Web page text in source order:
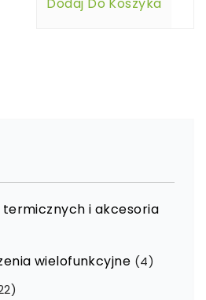
i akcesoria
wielofunkcyjne (4)